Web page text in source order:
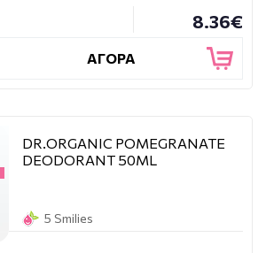
8.36€
ΑΓΟΡΑ
DR.ORGANIC POMEGRANATE
DEODORANT 50ML
5 Smilies